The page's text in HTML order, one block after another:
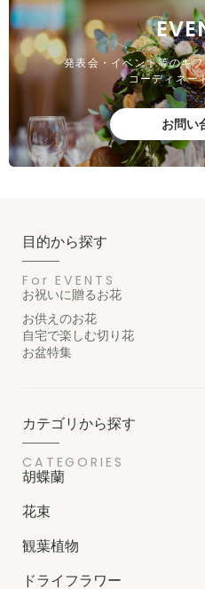
発表会・イベント等のギ
コーディネー
お問い
目的から探す
For EVENTS
お祝いに贈るお花
お供えのお花
自宅で楽しむ切り花
お盆特集
カテゴリから探す
CATEGORIES
胡蝶蘭
花束
観葉植物
ドライフラワー